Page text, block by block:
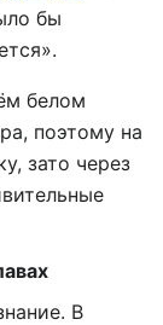
бы
белом
поэтому на
зато через
В